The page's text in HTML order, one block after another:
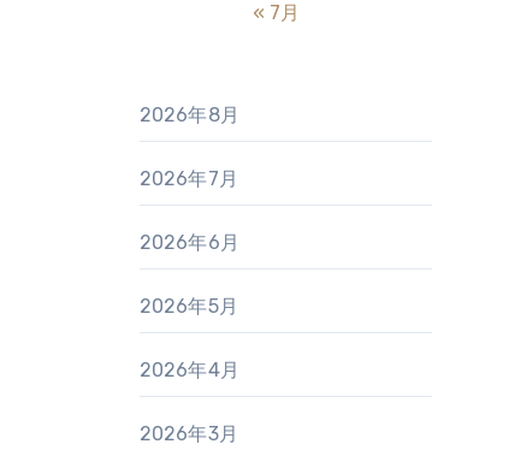
« 7月
2026年8月
2026年7月
2026年6月
2026年5月
2026年4月
2026年3月